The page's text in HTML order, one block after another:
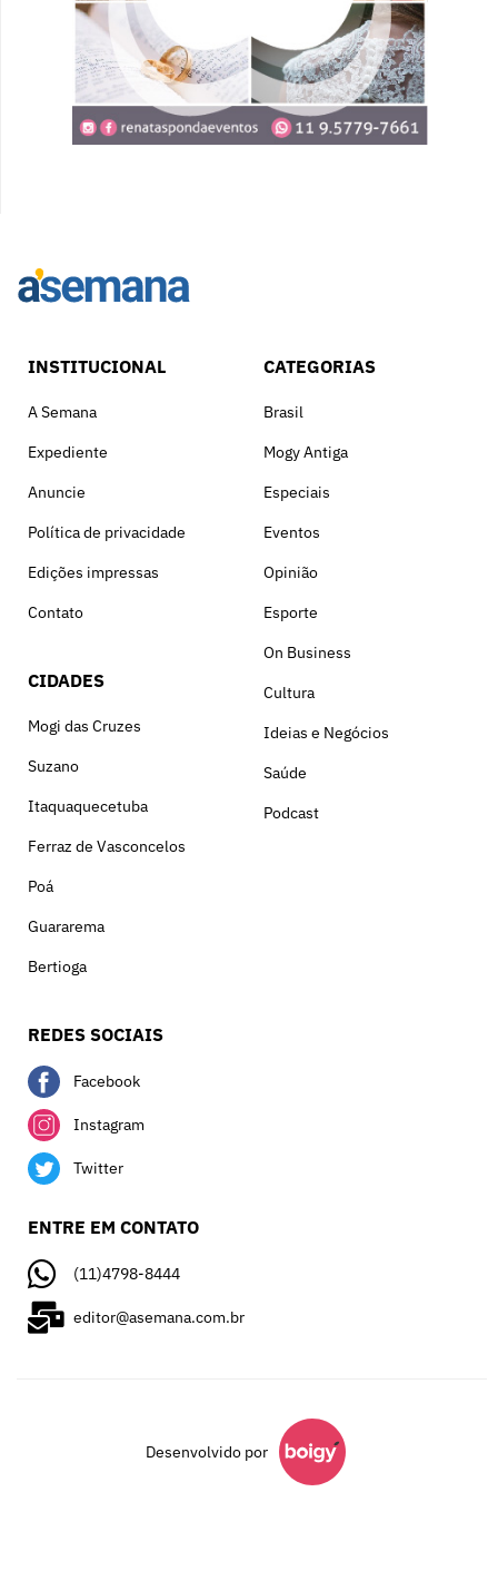
INSTITUCIONAL
A Semana
Expediente
Anuncie
Política de privacidade
Edições impressas
Contato
CIDADES
Mogi das Cruzes
Suzano
Itaquaquecetuba
Ferraz de Vasconcelos
Poá
Guararema
Bertioga
CATEGORIAS
Brasil
Mogy Antiga
Especiais
Eventos
Opinião
Esporte
On Business
Cultura
Ideias e Negócios
Saúde
Podcast
REDES SOCIAIS
Facebook
Instagram
Twitter
ENTRE EM CONTATO
(11)4798-8444
editor@asemana.com.br
Desenvolvido por